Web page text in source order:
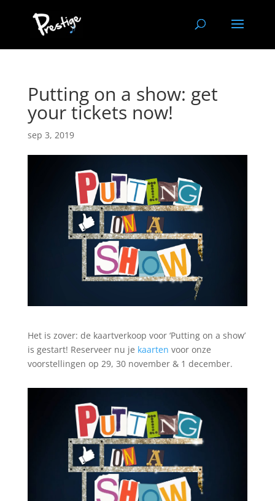
Putting on a show: get
your tickets now!
sep 3, 2019
Het is zover: de kaartverkoop voor ‘Putting on a show’
is gestart! Reserveer nu je kaarten voor onze
voorstellingen op 29, 30 november & 1 december.